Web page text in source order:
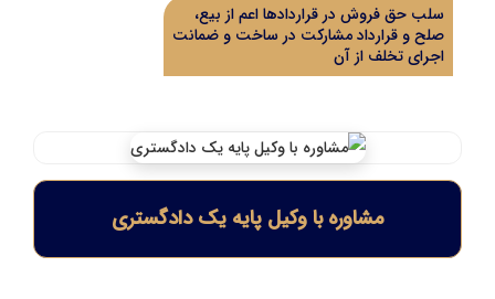
سلب حق فروش در قراردادها اعم از بیع،
صلح و قرارداد مشارکت در ساخت و ضمانت
اجرای تخلف از آن
مشاوره با وکیل پایه یک دادگستری